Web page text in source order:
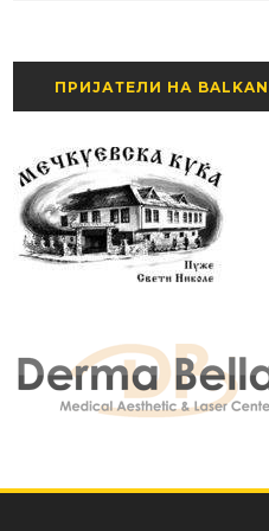
ПРИЈАТЕЛИ НА